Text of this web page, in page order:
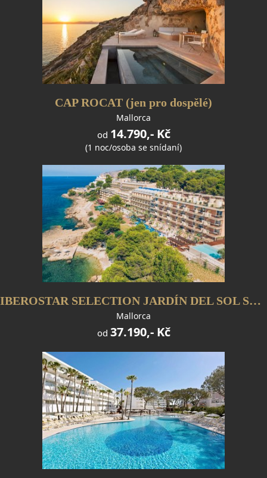
CAP ROCAT (jen pro dospělé)
Mallorca
od 14.790,- Kč
(1 noc/osoba se snídaní)
IBEROSTAR SELECTION JARDÍN DEL SOL SUITES - jen pro dospělé
Mallorca
od 37.190,- Kč